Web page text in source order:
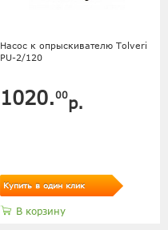
Насос к опрыскивателю Tolveri
PU-2/120
1020.00р.
Купить в один клик
В корзину